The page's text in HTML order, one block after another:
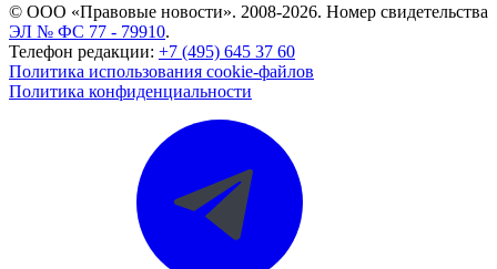
© ООО «Правовые новости». 2008-2026. Номер свидетельства
ЭЛ № ФС 77 - 79910.
Телефон редакции: +7 (495) 645 37 60
Политика использования cookie-файлов
Политика конфиденциальности